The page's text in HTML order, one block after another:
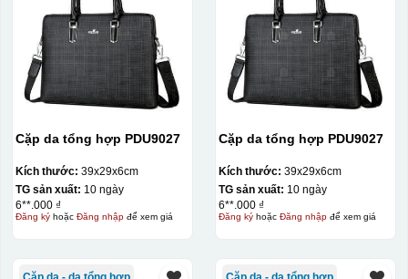
Cặp da tổng hợp PDU9027
Kích thước: 39x29x6cm
TG sản xuất: 10 ngày
6**.000 ₫
Đăng kýhoặc Đăng nhậpđể xem giá
Cặp da tổng hợp PDU9027
Kích thước: 39x29x6cm
TG sản xuất: 10 ngày
6**.000 ₫
Đăng kýhoặc Đăng nhậpđể xem giá